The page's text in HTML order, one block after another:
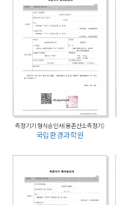
측정기기 형식승인서(용존산소측정기)
국립환경과학원